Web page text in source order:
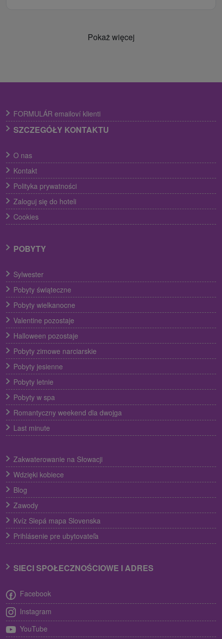
Pokaż więcej
FORMULÁR emailoví klienti
SZCZEGÓŁY KONTAKTU
O nas
Kontakt
Polityka prywatności
Zaloguj się do hoteli
Cookies
POBYTY
Sylwester
Pobyty świąteczne
Pobyty wielkanocne
Valentine pozostaje
Halloween pozostaje
Pobyty zimowe narciarskie
Pobyty jesienne
Pobyty letnie
Pobyty w spa
Romantyczny weekend dla dwojga
Last minute
Zakwaterowanie na Słowacji
Wdzięki kobiece
Blog
Zawody
Kvíz Slepá mapa Slovenska
Prihlásenie pre ubytovateľa
SIECI SPOŁECZNOŚCIOWE I ADRES
Facebook
Instagram
YouTube